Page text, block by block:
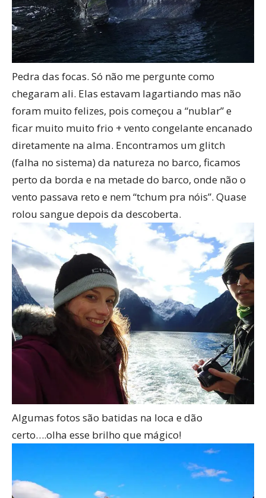
Pedra das focas. Só não me pergunte como
chegaram ali. Elas estavam lagartiando mas não
foram muito felizes, pois começou a “nublar” e
ficar muito muito frio + vento congelante encanado
diretamente na alma. Encontramos um glitch
(falha no sistema) da natureza no barco, ficamos
perto da borda e na metade do barco, onde não o
vento passava reto e nem “tchum pra nóis”. Quase
rolou sangue depois da descoberta.
Algumas fotos são batidas na loca e dão
certo….olha esse brilho que mágico!